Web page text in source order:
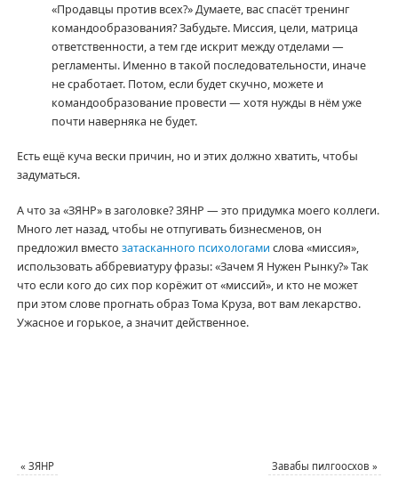
«Продавцы против всех?» Думаете, вас спасёт тренинг
командообразования? Забудьте. Миссия, цели, матрица
ответственности, а тем где искрит между отделами —
регламенты. Именно в такой последовательности, иначе
не сработает. Потом, если будет скучно, можете и
командообразование провести — хотя нужды в нём уже
почти наверняка не будет.
Есть ещё куча вески причин, но и этих должно хватить, чтобы
задуматься.
А что за «ЗЯНР» в заголовке? ЗЯНР — это придумка моего коллеги.
Много лет назад, чтобы не отпугивать бизнесменов, он
предложил вместо затасканного психологами слова «миссия»,
использовать аббревиатуру фразы: «Зачем Я Нужен Рынку?» Так
что если кого до сих пор корёжит от «миссий», и кто не может
при этом слове прогнать образ Тома Круза, вот вам лекарство.
Ужасное и горькое, а значит действенное.
« ЗЯНР Завабы пилгоосхов»